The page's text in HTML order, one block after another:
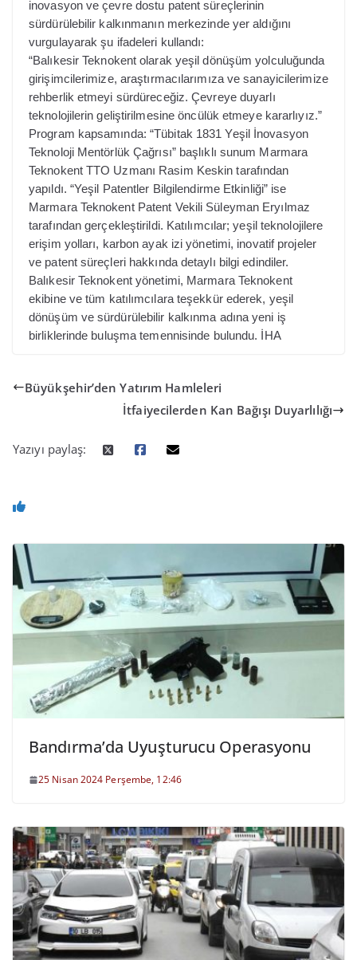
inovasyon ve çevre dostu patent süreçlerinin
sürdürülebilir kalkınmanın merkezinde yer aldığını
vurgulayarak şu ifadeleri kullandı:
“Balıkesir Teknokent olarak yeşil dönüşüm yolculuğunda
girişimcilerimize, araştırmacılarımıza ve sanayicilerimize
rehberlik etmeyi sürdüreceğiz. Çevreye duyarlı
teknolojilerin geliştirilmesine öncülük etmeye kararlıyız.”
Program kapsamında: “Tübitak 1831 Yeşil İnovasyon
Teknoloji Mentörlük Çağrısı” başlıklı sunum Marmara
Teknokent TTO Uzmanı Rasim Keskin tarafından
yapıldı. “Yeşil Patentler Bilgilendirme Etkinliği” ise
Marmara Teknokent Patent Vekili Süleyman Eryılmaz
tarafından gerçekleştirildi. Katılımcılar; yeşil teknolojilere
erişim yolları, karbon ayak izi yönetimi, inovatif projeler
ve patent süreçleri hakkında detaylı bilgi edindiler.
Balıkesir Teknokent yönetimi, Marmara Teknokent
ekibine ve tüm katılımcılara teşekkür ederek, yeşil
dönüşüm ve sürdürülebilir kalkınma adına yeni iş
birliklerinde buluşma temennisinde bulundu. İHA
Büyükşehir’den Yatırım Hamleleri
İtfaiyecilerden Kan Bağışı Duyarlılığı
Yazıyı paylaş:
Bandırma’da Uyuşturucu Operasyonu
25 Nisan 2024 Perşembe, 12:46